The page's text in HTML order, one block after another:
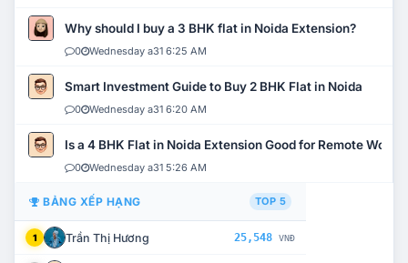
Why should I buy a 3 BHK flat in Noida Extension?
0 Wednesday a31 6:25 AM
Smart Investment Guide to Buy 2 BHK Flat in Noida
0 Wednesday a31 6:20 AM
Is a 4 BHK Flat in Noida Extension Good for Remote Work?
0 Wednesday a31 5:26 AM
BẢNG XẾP HẠNG TOP 5
1 Trần Thị Hương 25,548 VNĐ